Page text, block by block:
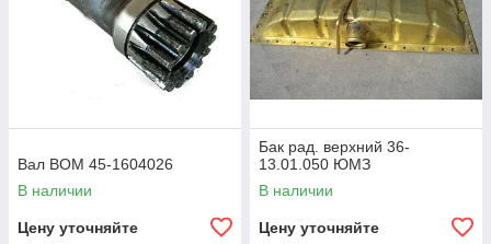
Вал ВОМ 45-1604026
В наличии
Цену уточняйте
Бак рад. верхний 36-
13.01.050 ЮМЗ
В наличии
Цену уточняйте